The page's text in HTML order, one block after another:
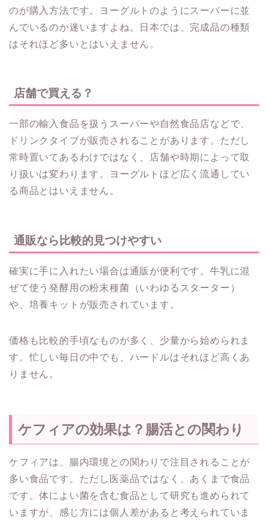
のが購入方法です。ヨーグルトのようにスーパーに並
んでいるのか迷いますよね。日本では、完成品の種類
はそれほど多いとはいえません。
店舗で買える？
一部の輸入食品を扱うスーパーや自然食品店などで、
ドリンクタイプが販売されることがあります。ただし
常時置いてあるわけではなく、店舗や時期によって取
り扱いは変わります。ヨーグルトほど広く流通してい
る商品とはいえません。
通販なら比較的見つけやすい
確実に手に入れたい場合は通販が便利です。牛乳に混
ぜて使う発酵用の粉末種菌（いわゆるスターター）
や、培養キットが販売されています。
価格も比較的手頃なものが多く、少量から始められま
す。忙しい毎日の中でも、ハードルはそれほど高くあ
りません。
ケフィアの効果は？腸活との関わり
ケフィアは、腸内環境との関わりで注目されることが
多い食品です。ただし医薬品ではなく、あくまで食品
です。体によい菌を含む食品として研究も進められて
いますが、感じ方には個人差があると考えられていま